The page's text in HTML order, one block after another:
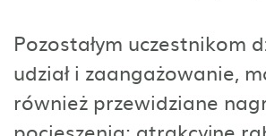
Pozostałym uczestnikom
udział i zaangażowanie,
również przewidziane